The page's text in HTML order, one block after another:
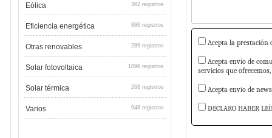
Eólica 362 registros
Eficiencia energética 886 registros
Otras renovables 289 registros
Solar fotovoltaica 1096 registros
Solar térmica 268 registros
Varios 948 registros
Acepta la prestación
Acepta envío de
servicios que
Acepta envio de
DECLARO HABER